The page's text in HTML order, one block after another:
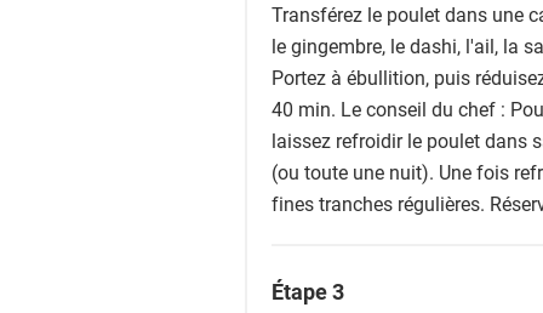
Transférez le poulet dans une
le gingembre, le dashi, l'ail, la
Portez à ébullition, puis
40 min. Le conseil du chef :
laissez refroidir le poulet dans
(ou toute une nuit). Une fois
fines tranches régulières.
Étape 3